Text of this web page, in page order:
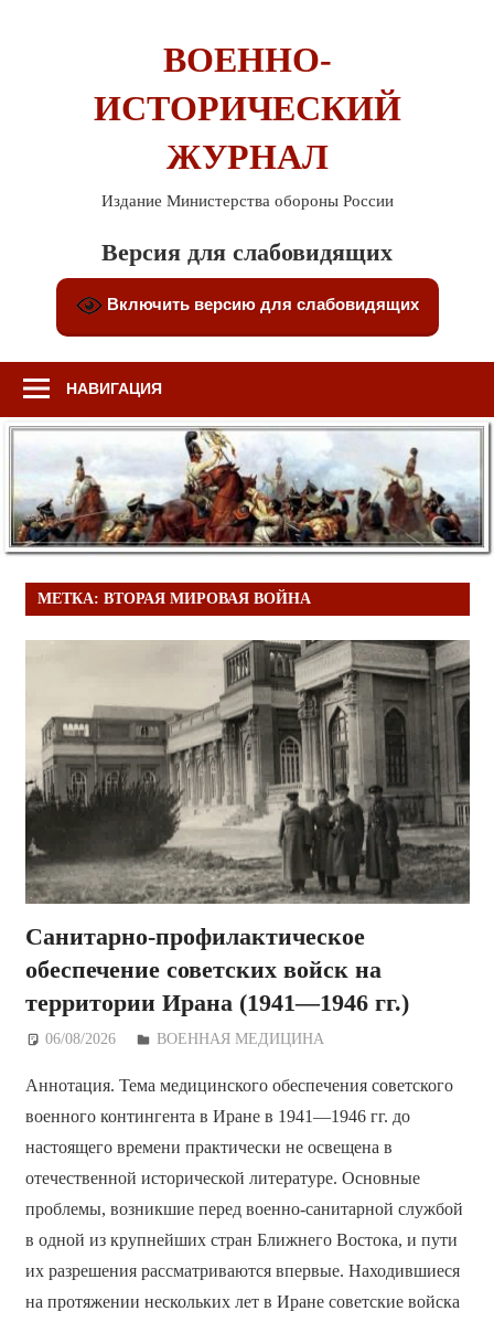
ВОЕННО-
ИСТОРИЧЕСКИЙ
ЖУРНАЛ
Издание Министерства обороны России
Версия для слабовидящих
Включить версию для слабовидящих
НАВИГАЦИЯ
МЕТКА: ВТОРАЯ МИРОВАЯ ВОЙНА
Санитарно-профилактическое
обеспечение советских войск на
территории Ирана (1941—1946 гг.)
06/08/2026 Дежурный по Редакции
ВОЕННАЯ МЕДИЦИНА
Аннотация. Тема медицинского обеспечения советского
военного контингента в Иране в 1941—1946 гг. до
настоящего времени практически не освещена в
отечественной исторической литературе. Основные
проблемы, возникшие перед военно-санитарной службой
в одной из крупнейших стран Ближнего Востока, и пути
их разрешения рассматриваются впервые. Находившиеся
на протяжении нескольких лет в Иране советские войска